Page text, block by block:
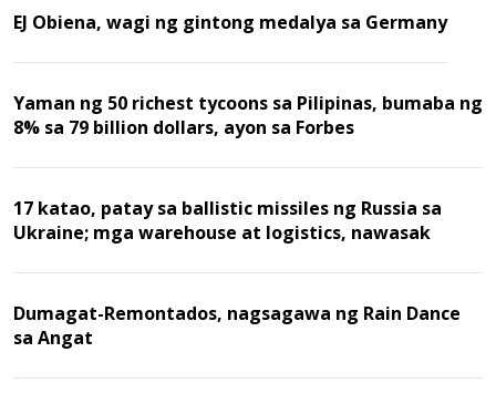
EJ Obiena, wagi ng gintong medalya sa Germany
Yaman ng 50 richest tycoons sa Pilipinas, bumaba ng
8% sa 79 billion dollars, ayon sa Forbes
17 katao, patay sa ballistic missiles ng Russia sa
Ukraine; mga warehouse at logistics, nawasak
Dumagat-Remontados, nagsagawa ng Rain Dance
sa Angat